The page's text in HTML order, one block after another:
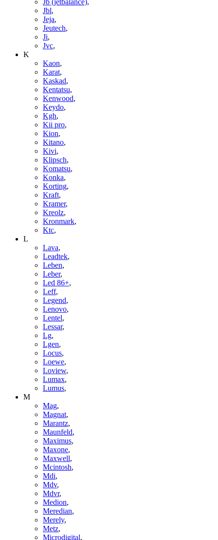
Jbl,
Jeja,
Jeutech,
Ji,
Jvc,
K
Kaon,
Karat,
Kaskad,
Kentatsu,
Kenwood,
Keydo,
Kgh,
Kii pro,
Kion,
Kitano,
Kivi,
Klipsch,
Komatsu,
Konka,
Korting,
Kraft,
Kramer,
Kreolz,
Kronmark,
Ktc,
L
Lava,
Leadtek,
Leben,
Leber,
Led 86+,
Leff,
Legend,
Lenovo,
Lentel,
Lessar,
Lg,
Lgen,
Locus,
Loewe,
Loview,
Lumax,
Lumus,
M
Mag,
Magnat,
Marantz,
Maunfeld,
Maximus,
Maxone,
Maxwell,
Mcintosh,
Mdi,
Mdv,
Mdvr,
Medion,
Meredian,
Merely,
Metz,
Microdigital,